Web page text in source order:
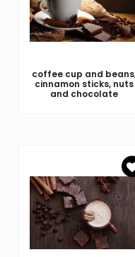
coffee cup and
cinnamon sticks, nuts
and chocolate